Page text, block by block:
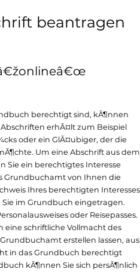
beantragen
berechtigt sind, kÃ¶nnen
erhÃ¤lt zum Beispiel
oder ein GlÃ¤ubiger, der die
Um eine Abschrift aus dem
Sie ein berechtigtes Interesse
Grundbuchamt von Ihnen die
Ihres berechtigten Interesses
im Grundbuch eingetragen.
oder Reisepasses.
eine schriftliche Vollmacht des
erstellen lassen, aus
in das Grundbuch berechtigt
kÃ¶nnen Sie sich persÃ¶nlich